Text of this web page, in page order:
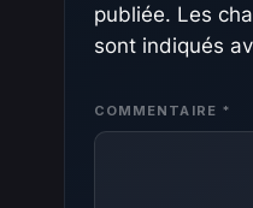
publiée. Les
sont indiqués
COMMENTAIRE *